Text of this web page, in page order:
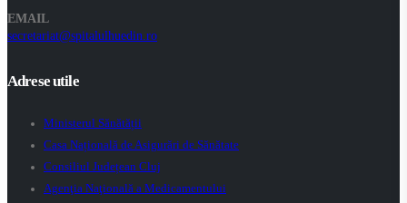
EMAIL
secretariat@spitalulhuedin.ro
Adrese utile
Ministerul Sănătății
Casa Națională de Asigurări de Sănătate
Consiliul Județean Cluj
Agenţia Naţională a Medicamentului